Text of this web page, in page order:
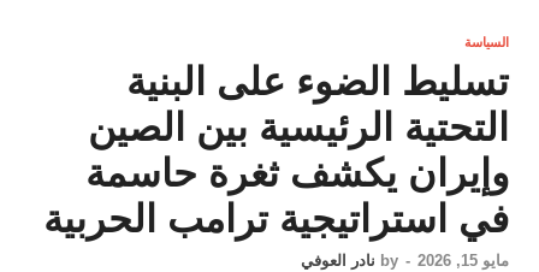
السياسة
تسليط الضوء على البنية
التحتية الرئيسية بين الصين
وإيران يكشف ثغرة حاسمة
في استراتيجية ترامب الحربية
مايو 15, 2026 -
by نادر العوفي